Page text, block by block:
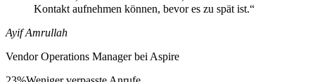
Kontakt aufnehmen können, bevor es zu spät ist.“
Ayif Amrullah
Vendor Operations Manager bei Aspire